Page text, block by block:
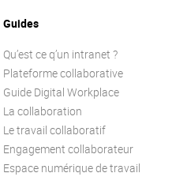
Guides
Qu’est ce q’un intranet ?
Plateforme collaborative
Guide Digital Workplace
La collaboration
Le travail collaboratif
Engagement collaborateur
Espace numérique de travail